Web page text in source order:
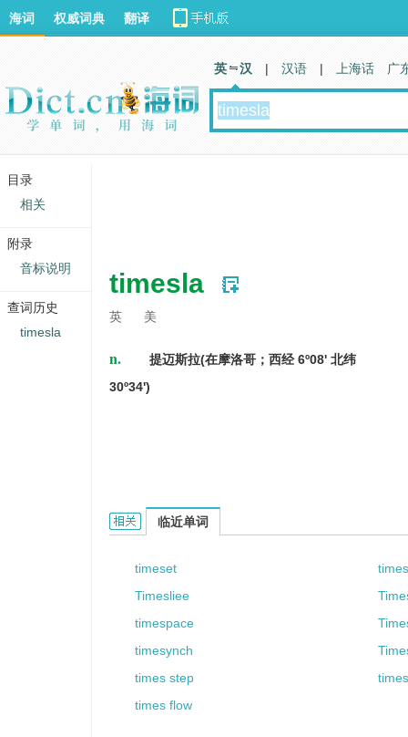
timesla
英 美
n.
提迈斯拉(在摩洛哥；西经 6º08' 北纬
30º34')
Timesla的相关资料：
临近单词
timeset
Timesliee
timespace
timesynch
times step
times flow
海词 权威词典 翻译
英 汉 | 汉语 | 上海话 广
目录
相关
附录
音标说明
查词历史
timesla